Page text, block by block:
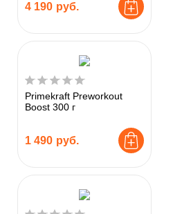
4 190 руб.
Primekraft Preworkout
Boost 300 г
1 490 руб.